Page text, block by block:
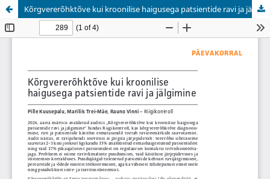
Kõrgvererõhktõve kui kroonilise haigusega patsientide ravi ja jälgimine